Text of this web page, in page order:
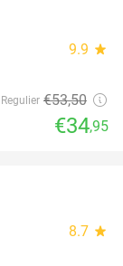
9.9 star
Regulier €53,50
€34,95
8.7 star